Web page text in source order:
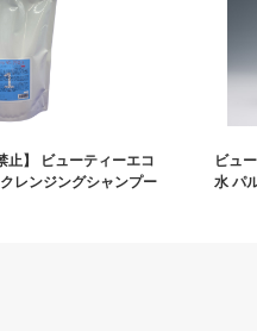
止】 ビューティーエコ
レンジングシャンプー
ビュ
水 パ